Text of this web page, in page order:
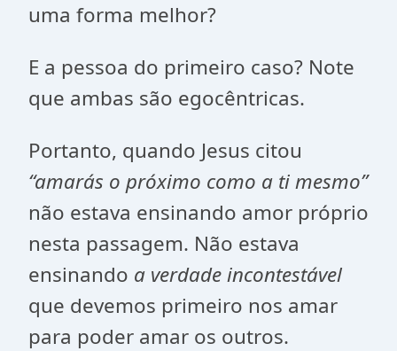
uma forma melhor?
E a pessoa do primeiro caso? Note
que ambas são egocêntricas.
Portanto, quando Jesus citou
“amarás o próximo como a ti mesmo”
não estava ensinando amor próprio
nesta passagem. Não estava
ensinando a verdade incontestável
que devemos primeiro nos amar
para poder amar os outros.